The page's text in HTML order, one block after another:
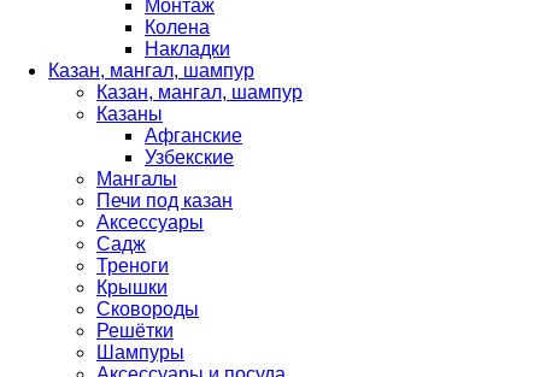
Монтаж
Колена
Накладки
Казан, мангал, шампур
Казан, мангал, шампур
Казаны
Афганские
Узбекские
Мангалы
Печи под казан
Аксессуары
Садж
Треноги
Крышки
Сковороды
Решётки
Шампуры